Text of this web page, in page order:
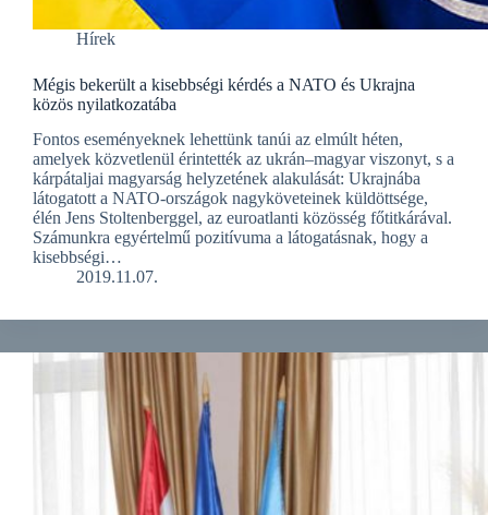
Hírek
Mégis bekerült a kisebbségi kérdés a NATO és Ukrajna
közös nyilatkozatába
Fontos eseményeknek lehettünk tanúi az elmúlt héten,
amelyek közvetlenül érintették az ukrán–magyar viszonyt, s a
kárpátaljai magyarság helyzetének alakulását: Ukrajnába
látogatott a NATO-országok nagyköveteinek küldöttsége,
élén Jens Stoltenberggel, az euroatlanti közösség főtitkárával.
Számunkra egyértelmű pozitívuma a látogatásnak, hogy a
kisebbségi…
2019.11.07.